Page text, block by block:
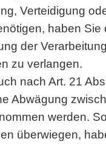
Verteidigung
haben Sie
der
zu verlangen.
nach Art. 21
Abwägung
werden.
überwiegen,